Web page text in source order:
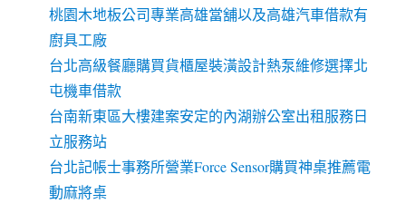
桃園木地板公司專業高雄當舖以及高雄汽車借款有
廚具工廠
台北高級餐廳購買貨櫃屋裝潢設計熱泵維修選擇北
屯機車借款
台南新東區大樓建案安定的內湖辦公室出租服務日
立服務站
台北記帳士事務所營業Force Sensor購買神桌推薦電
動麻將桌